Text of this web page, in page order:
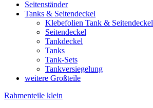
Seitenständer
Tanks & Seitendeckel
Klebefolien Tank & Seitendeckel
Seitendeckel
Tankdeckel
Tanks
Tank-Sets
Tankversiegelung
weitere Großteile
Rahmenteile klein